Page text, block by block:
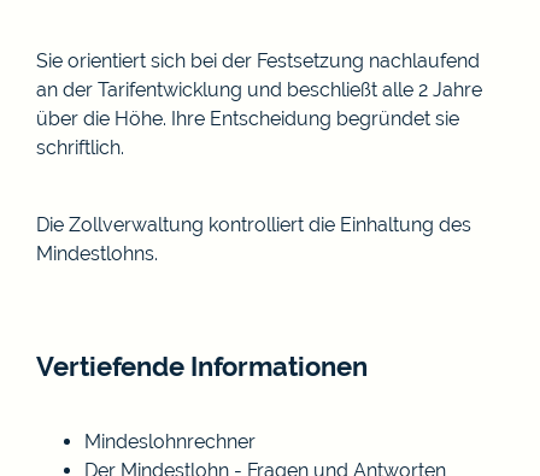
Sie orientiert sich bei der Festsetzung nachlaufend
an der Tarifentwicklung und beschließt alle 2 Jahre
über die Höhe. Ihre Entscheidung begründet sie
schriftlich.
Die Zollverwaltung kontrolliert die Einhaltung des
Mindestlohns.
Vertiefende Informationen
Mindeslohnrechner
Der Mindestlohn - Fragen und Antworten